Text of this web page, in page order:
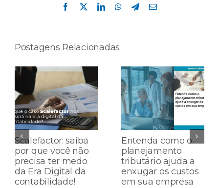
Facebook
X LinkedInWhatsApp
Telegram
E-
Postagens Relacionadas
Scalefactor: saiba
por que você não
precisa ter medo
da Era Digital da
contabilidade!
Entenda como o
planejamento
tributário ajuda a
enxugar os custos
em sua empresa